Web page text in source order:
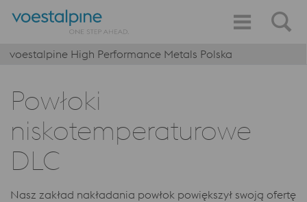
voestalpine High Performance Metals Polska
Powłoki
niskotemperaturowe
DLC
Nasz zakład nakładania powłok powiększył swoją ofertę